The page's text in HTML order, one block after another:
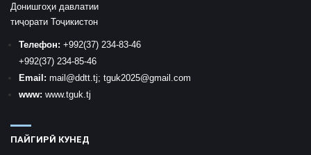
Донишгоҳи давлатии
тиҷорати Тоҷикистон
Телефон: +992(37) 234-83-46
+992(37) 234-85-46
Email: mail@ddtt.tj; tguk2025@gmail.com
www: www.tguk.tj
ПАЙГИРӢ КУНЕД